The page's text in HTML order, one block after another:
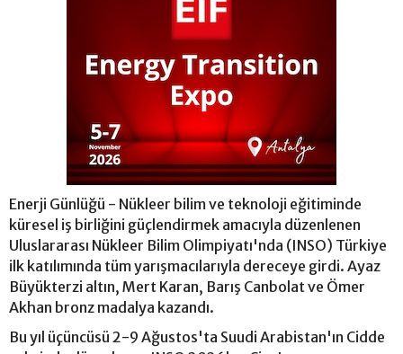
Enerji Günlüğü - Nükleer bilim ve teknoloji eğitiminde
küresel iş birliğini güçlendirmek amacıyla düzenlenen
Uluslararası Nükleer Bilim Olimpiyatı'nda (INSO) Türkiye
ilk katılımında tüm yarışmacılarıyla dereceye girdi. Ayaz
Büyükterzi altın, Mert Karan, Barış Canbolat ve Ömer
Akhan bronz madalya kazandı.
Bu yıl üçüncüsü 2-9 Ağustos'ta Suudi Arabistan'ın Cidde